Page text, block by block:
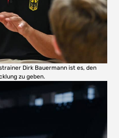
Dirk Bauermann ist es, den
zu geben.